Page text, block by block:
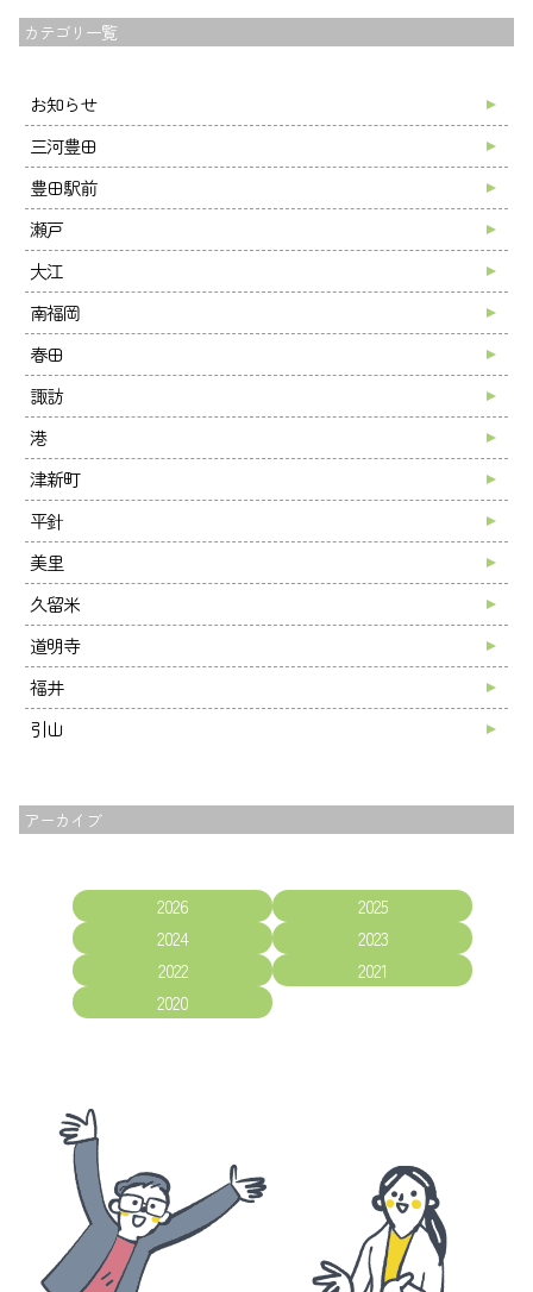
カテゴリ一覧
お知らせ
三河豊田
豊田駅前
瀬戸
大江
南福岡
春田
諏訪
港
津新町
平針
美里
久留米
道明寺
福井
引山
アーカイブ
2026
2025
2024
2023
2022
2021
2020